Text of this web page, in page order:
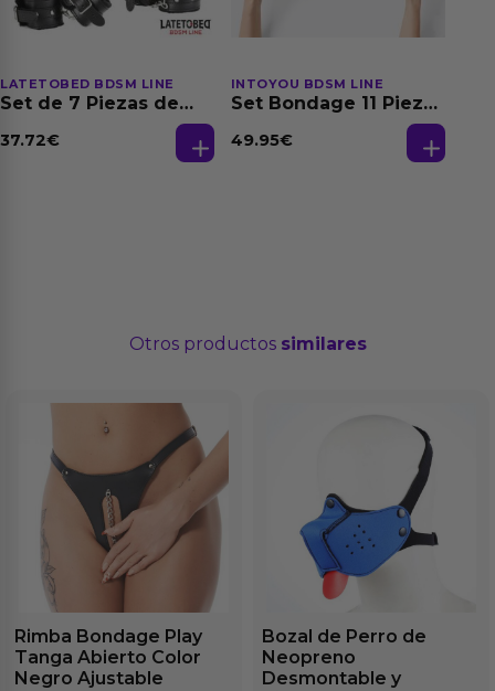
LATETOBED BDSM LINE
Set de 7 Piezas de
37.72€
INTOYOU BDSM LINE
Set Bondage 11 Piezas
49.95€
Otros productos similares
Rimba Bondage Play
Tanga Abierto Color
Negro Ajustable
Bozal de Perro de
Neopreno
Desmontable y